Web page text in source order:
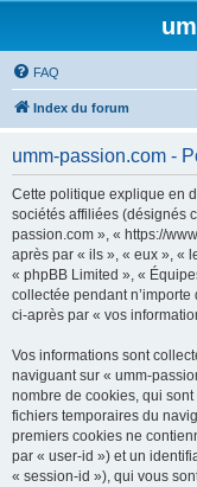
FAQ
Index du forum
umm-passion.com -
Cette politique explique en
sociétés affiliées (désignés
passion.com », « https://
après par « ils », « eux », «
« phpBB Limited », «
collectée pendant
ci-après par « vos
Vos informations sont
naviguant sur « umm-
nombre de cookies, qui
fichiers temporaires du
premiers cookies ne
par « user-id ») et un
« session-id »), qui vous